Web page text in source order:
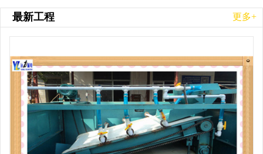
最新工程 更多+